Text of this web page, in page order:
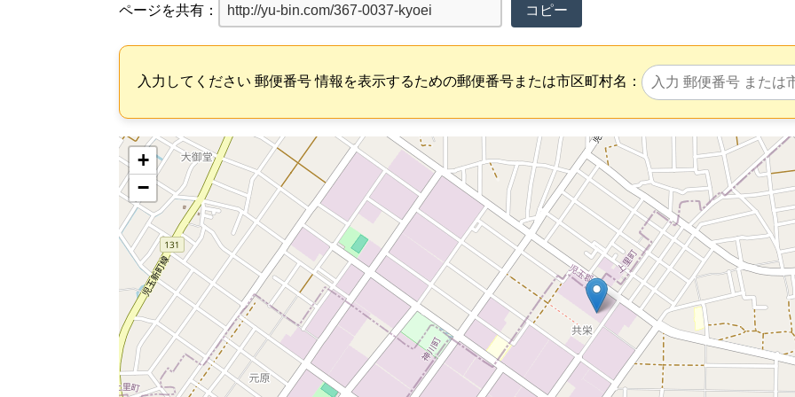
ページを共有： コピー
入力してください 郵便番号 情報を表示するための郵便番号または市区町村名：
+
−